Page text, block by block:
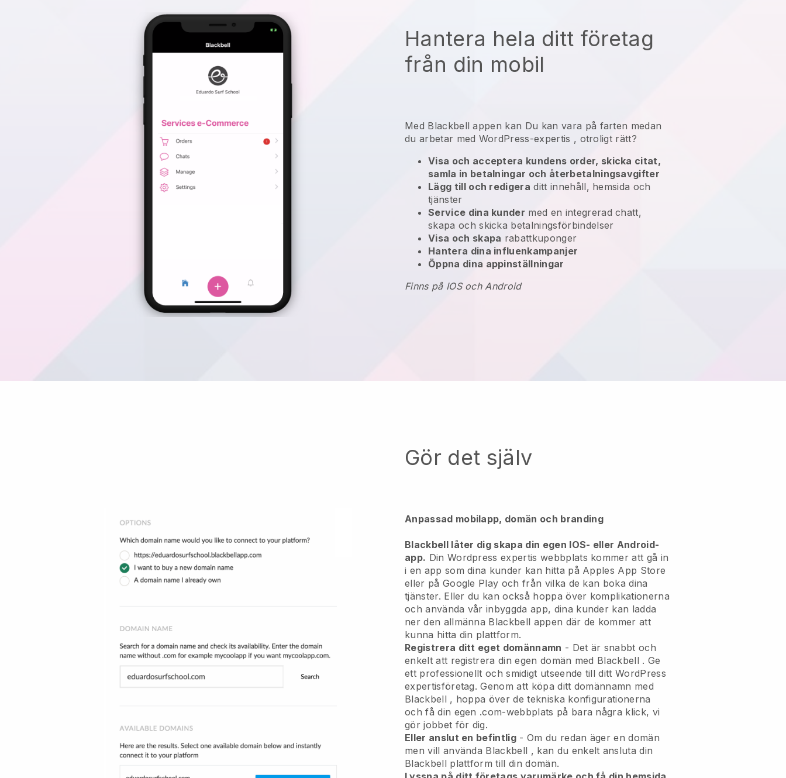
Hantera hela ditt företag
från din mobil
Med Blackbell appen kan Du kan vara på farten medan
du arbetar med WordPress-expertis , otroligt rätt?
Visa och acceptera kundens order, skicka citat,
samla in betalningar och återbetalningsavgifter
Lägg till och redigera ditt innehåll, hemsida och
tjänster
Service dina kunder med en integrerad chatt,
skapa och skicka betalningsförbindelser
Visa och skapa rabattkuponger
Hantera dina influenkampanjer
Öppna dina appinställningar
Finns på IOS och Android
Gör det själv
Anpassad mobilapp, domän och branding
Blackbell låter dig skapa din egen IOS- eller Android-
app. Din Wordpress expertis webbplats kommer att gå in
i en app som dina kunder kan hitta på Apples App Store
eller på Google Play och från vilka de kan boka dina
tjänster. Eller du kan också hoppa över komplikationerna
och använda vår inbyggda app, dina kunder kan ladda
ner den allmänna Blackbell appen där de kommer att
kunna hitta din plattform.
Registrera ditt eget domännamn - Det är snabbt och
enkelt att registrera din egen domän med Blackbell . Ge
ett professionellt och smidigt utseende till ditt WordPress
expertisföretag. Genom att köpa ditt domännamn med
Blackbell , hoppa över de tekniska konfigurationerna
och få din egen .com-webbplats på bara några klick, vi
gör jobbet för dig.
Eller anslut en befintlig - Om du redan äger en domän
men vill använda Blackbell , kan du enkelt ansluta din
Blackbell plattform till din domän.